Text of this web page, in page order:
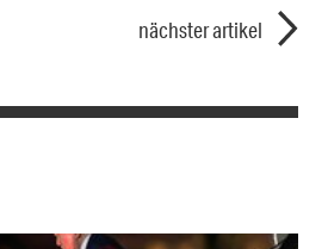
nächster artikel